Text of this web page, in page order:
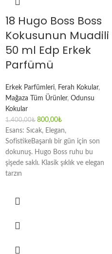
18 Hugo Boss Boss
Kokusunun Muadili
50 ml Edp Erkek
Parfümü
Erkek Parfümleri, Ferah Kokular,
Mağaza Tüm Ürünler, Odunsu
Kokular
1.400,00₺ 800,00₺
Esans: Sıcak, Elegan,
SofistikeBaşarılı bir gün için son
dokunuş. Hugo Boss ruhu bu
şişede saklı. Klasik şıklık ve elegan
tarzın